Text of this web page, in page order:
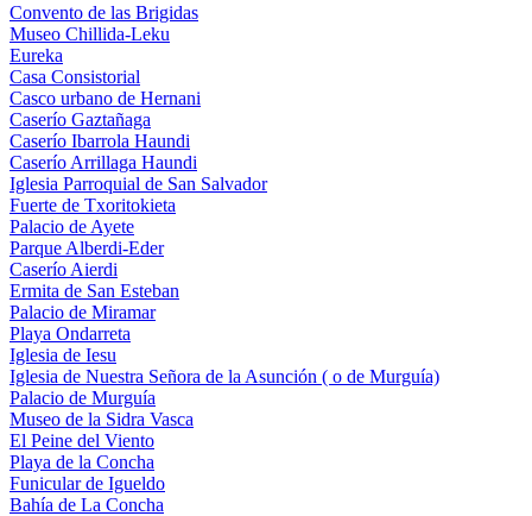
Convento de las Brigidas
Museo Chillida-Leku
Eureka
Casa Consistorial
Casco urbano de Hernani
Caserío Gaztañaga
Caserío Ibarrola Haundi
Caserío Arrillaga Haundi
Iglesia Parroquial de San Salvador
Fuerte de Txoritokieta
Palacio de Ayete
Parque Alberdi-Eder
Caserío Aierdi
Ermita de San Esteban
Palacio de Miramar
Playa Ondarreta
Iglesia de Iesu
Iglesia de Nuestra Señora de la Asunción ( o de Murguía)
Palacio de Murguía
Museo de la Sidra Vasca
El Peine del Viento
Playa de la Concha
Funicular de Igueldo
Bahía de La Concha